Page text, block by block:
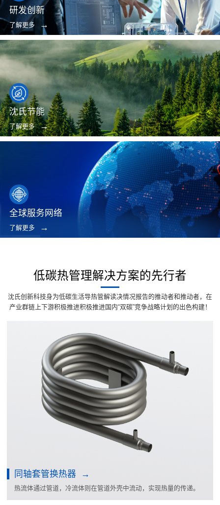
研发创新
了解更多
沈氏节能
了解更多
全球服务网络
了解更多
低碳热管理解决方案的先行者
沈氏创新科技身为低碳生活导热管解读决情况报告的推动者和推动者，在
产业群链上下游积极推进积极推进国内“双碳”竞争战略计划的出色构建！
同轴套管换热器
热流体通过管道，冷流体则在管道外壳中流动，实现热量的传递。